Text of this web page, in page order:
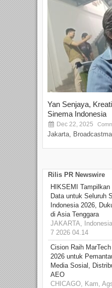
Yan Senjaya,
Sinema Indonesia
Dec 22, 2025
Jakarta,
Rilis PR Newswire
HIKSEMI
Data untuk Seluruh
Indonesia 2026,
di Asia Tenggara
JAKARTA,
7 2026 04.14
Cision Raih
2026 untuk
Media Sosial,
AEO
CHICAGO, Kam,